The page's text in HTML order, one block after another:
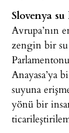
Slovenya
Avrupa’nın
zengin bir su
Anayasa’ya
suyuna
yönü bir